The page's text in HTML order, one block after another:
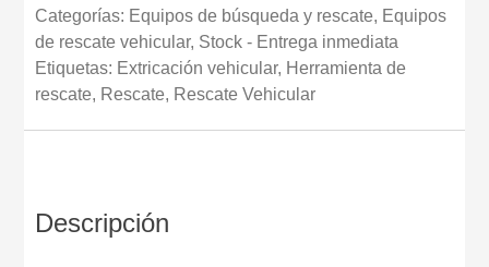
Categorías: Equipos de búsqueda y rescate, Equipos
de rescate vehicular, Stock - Entrega inmediata
Etiquetas: Extricación vehicular, Herramienta de
rescate, Rescate, Rescate Vehicular
Descripción